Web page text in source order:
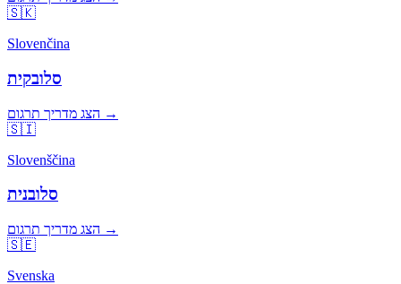
🇸🇰
Slovenčina
סלובקית
הצג מדריך תרגום →
🇸🇮
Slovenščina
סלובנית
הצג מדריך תרגום →
🇸🇪
Svenska